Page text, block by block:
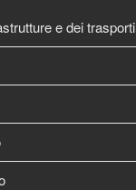
e dei trasporti